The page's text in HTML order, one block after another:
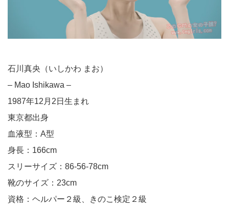
石川真央（いしかわ まお）
– Mao Ishikawa –
1987年12月2日生まれ
東京都出身
血液型：A型
身長：166cm
スリーサイズ：86-56-78cm
靴のサイズ：23cm
資格：ヘルパー２級、きのこ検定２級